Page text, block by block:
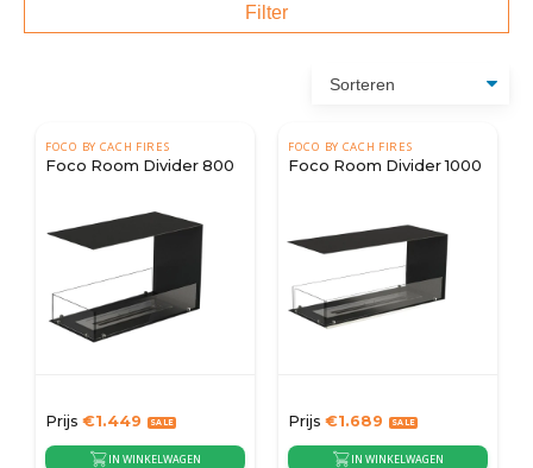
Filter
FOCO BY CACH FIRES
Foco Room Divider 800
Prijs €1.449
IN WINKELWAGEN
FOCO BY CACH FIRES
Foco Room Divider 1000
Prijs €1.689
IN WINKELWAGEN